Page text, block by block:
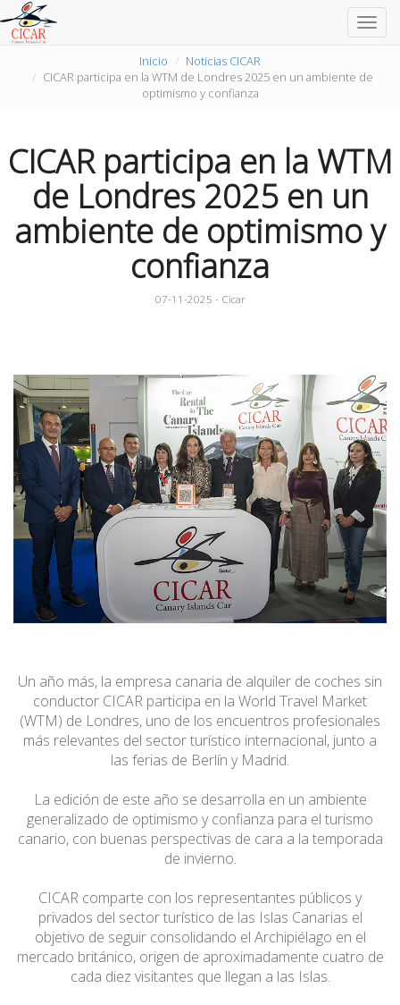
Inicio
Noticias CICAR
CICAR participa en la WTM de Londres 2025 en un ambiente de
optimismo y confianza
CICAR participa en la WTM
de Londres 2025 en un
ambiente de optimismo y
confianza
07-11-2025 - Cicar
Un año más, la empresa canaria de alquiler de coches sin
conductor CICAR participa en la World Travel Market
(WTM) de Londres, uno de los encuentros profesionales
más relevantes del sector turístico internacional, junto a
las ferias de Berlín y Madrid.
La edición de este año se desarrolla en un ambiente
generalizado de optimismo y confianza para el turismo
canario, con buenas perspectivas de cara a la temporada
de invierno.
CICAR comparte con los representantes públicos y
privados del sector turístico de las Islas Canarias el
objetivo de seguir consolidando el Archipiélago en el
mercado británico, origen de aproximadamente cuatro de
cada diez visitantes que llegan a las Islas.